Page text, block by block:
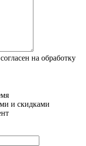
на обработку
и скидками